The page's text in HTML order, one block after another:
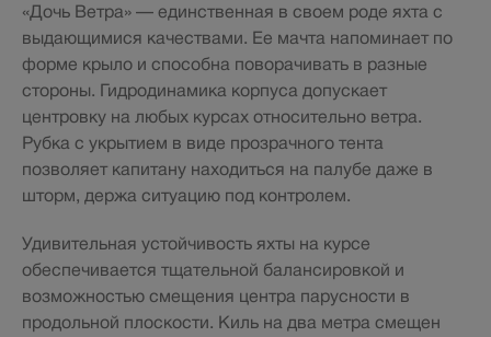
«Дочь Ветра» — единственная в своем роде яхта с
выдающимися качествами. Ее мачта напоминает по
форме крыло и способна поворачивать в разные
стороны. Гидродинамика корпуса допускает
центровку на любых курсах относительно ветра.
Рубка с укрытием в виде прозрачного тента
позволяет капитану находиться на палубе даже в
шторм, держа ситуацию под контролем.
Удивительная устойчивость яхты на курсе
обеспечивается тщательной балансировкой и
возможностью смещения центра парусности в
продольной плоскости. Киль на два метра смещен